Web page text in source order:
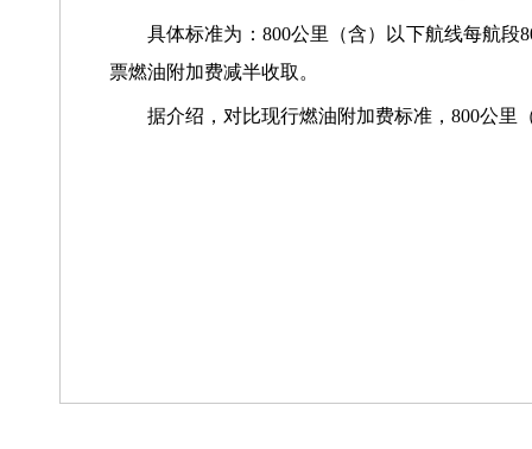
具体标准为：800公里（含）以下航线每航
票燃油附加费减半收取。
据介绍，对比现行燃油附加费标准，800公里